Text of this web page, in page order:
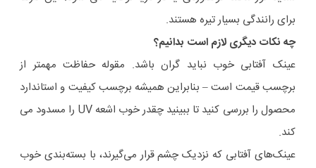
برای رانندگی بسیار تیره هستند.
چه نکات دیگری لازم است بدانیم؟
عینک آفتابی خوب نباید گران باشد. مقوله حفاظت مهمتر از
برچسب قیمت است – بنابراین همیشه برچسب کیفیت و استاندارد
محصول را بررسی کنید تا ببینید چقدر خوب اشعه UV را مسدود می
کند.
عینک‌های آفتابی که نزدیک چشم قرار می‌گیرند، با بسته‌بندی خوب